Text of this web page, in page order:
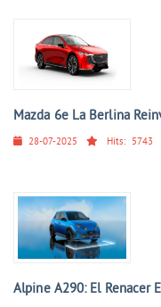
Mazda 6e La Berlina
28-07-2025 Hits: 5743
Alpine A290: El Renacer